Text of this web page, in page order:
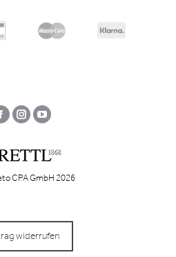
Facebook
InstagramYouTube
CPA GmbH 2026
widerrufen